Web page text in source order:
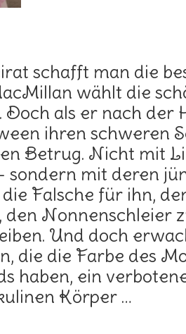
schafft man die
wählt die
als er nach der
ihren schweren
Betrug. Nicht mit
sondern mit deren
Falsche für ihn,
den Nonnenschleier
Und doch
die die Farbe des
haben, ein
Körper …